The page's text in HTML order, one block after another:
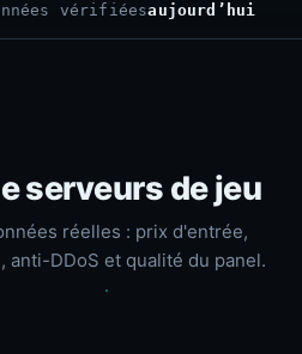
vérifiéesaujourd’hui
serveurs de jeu
réelles : prix d'entrée,
anti-DDoS et qualité du panel.